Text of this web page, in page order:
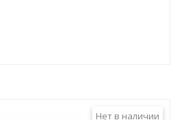
Нет в наличии